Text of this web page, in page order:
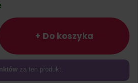
+ Do koszyka
za ten produkt.